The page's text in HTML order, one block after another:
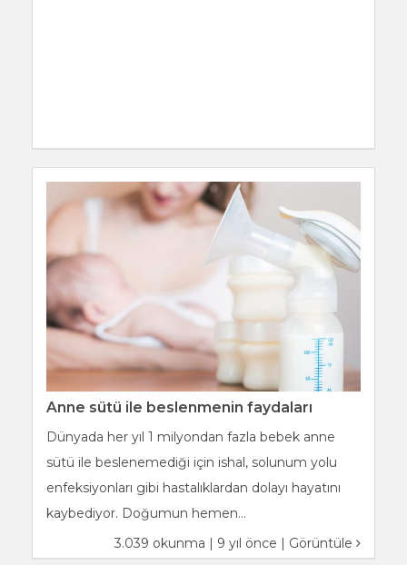
Anne sütü ile beslenmenin faydaları
Dünyada her yıl 1 milyondan fazla bebek anne
sütü ile beslenemediği için ishal, solunum yolu
enfeksiyonları gibi hastalıklardan dolayı hayatını
kaybediyor. Doğumun hemen...
3.039 okunma | 9 yıl önce | Görüntüle